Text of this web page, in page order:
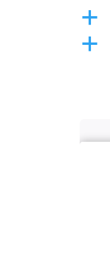
a
a